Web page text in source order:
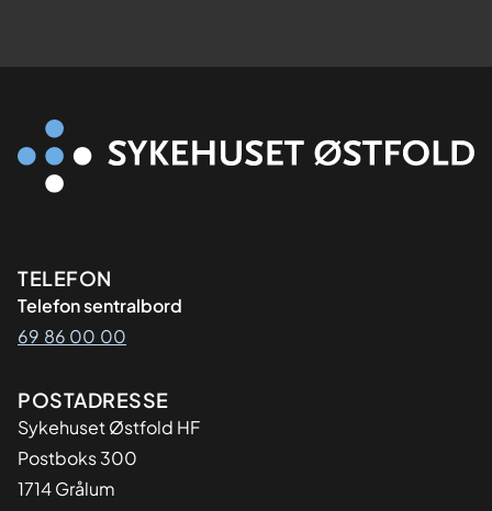
Kontaktinformasjon
TELEFON
Telefon sentralbord
69 86 00 00
Adresse
POSTADRESSE
Sykehuset Østfold HF
Postboks 300
1714 Grålum